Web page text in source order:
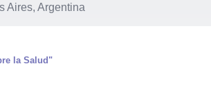
Aires, Argentina
la Salud"